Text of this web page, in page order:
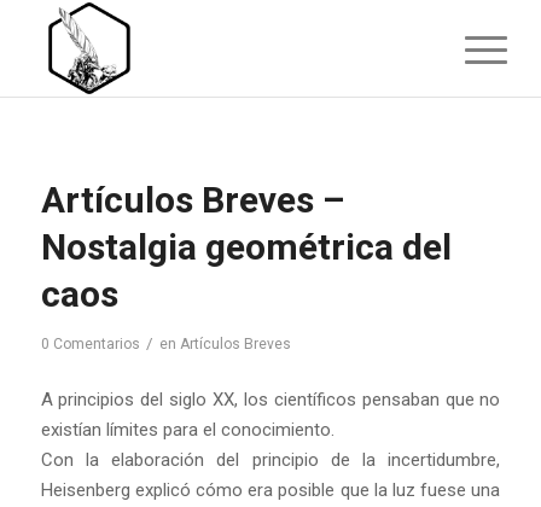
Artículos Breves –
Nostalgia geométrica del
caos
0 Comentarios / en Artículos Breves
A principios del siglo XX, los científicos pensaban que no
existían límites para el conocimiento.
Con la elaboración del principio de la incertidumbre,
Heisenberg explicó cómo era posible que la luz fuese una